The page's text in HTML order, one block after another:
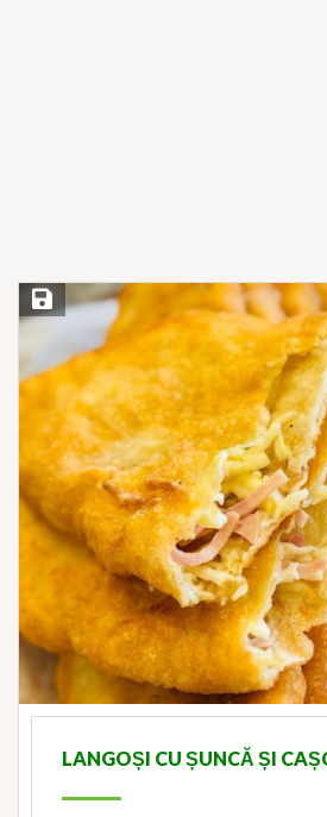
Save Recipe
LANGOȘI CU ȘUNCĂ ȘI